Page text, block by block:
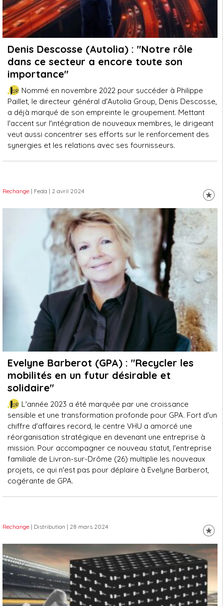
Denis Descosse (Autolia) : "Notre rôle
dans ce secteur a encore toute son
importance"
Nommé en novembre 2022 pour succéder à Philippe
Paillet, le directeur général d'Autolia Group, Denis Descosse,
a déjà marqué de son empreinte le groupement. Mettant
l'accent sur l'intégration de nouveaux membres, le dirigeant
veut aussi concentrer ses efforts sur le renforcement des
synergies et les relations avec ses fournisseurs.
Rechange | Feda | 2 avril 2024
Evelyne Barberot (GPA) : "Recycler les
mobilités en un futur désirable et
solidaire"
L'année 2023 a été marquée par une croissance
sensible et une transformation profonde pour GPA. Fort d'un
chiffre d'affaires record, le centre VHU a amorcé une
réorganisation stratégique en devenant une entreprise à
mission. Pour accompagner ce nouveau statut, l'entreprise
familiale de Livron-sur-Drôme (26) multiplie les nouveaux
projets, ce qui n'est pas pour déplaire à Evelyne Barberot,
cogérante de GPA.
Rechange | Distribution | 28 mars 2024